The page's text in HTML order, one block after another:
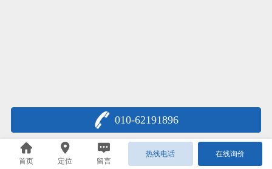
010-62191896
首页 定位 留言
热线电话 在线询价